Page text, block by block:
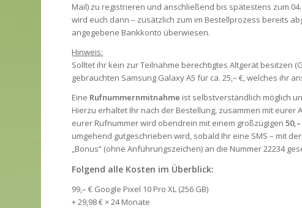
Mail) zu registrieren und anschließend bis spätestens zum
wird euch dann – zusätzlich zum im Bestellprozess bereits
angegebene Bankkonto überwiesen.
Hinweis:
Solltet ihr kein zur Teilnahme berechtigtes Altgerät besitzen
gebrauchten Samsung Galaxy A5 für ca. 25,– €, welches ihr
Eine Rufnummernmitnahme ist selbstverständlich möglich
Hierzu erhaltet Ihr nach der Bestellung, zusammen mit
eurer Rufnummer wird obendrein mit einem großzügigen
umgehend gutgeschrieben wird, sobald Ihr eine SMS – mit
„Bonus“ (ohne Anführungszeichen) an die Nummer 22234
Folgend alle Kosten im Überblick:
99,– € Google Pixel 10 Pro XL (256 GB)
+ 29,98 € × 24 Monate